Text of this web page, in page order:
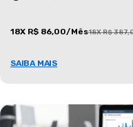
18X R$ 86,00/Mês18X R$
SAIBA MAIS